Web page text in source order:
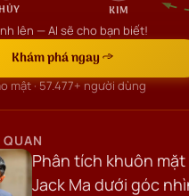
KIM
lên — AI sẽ cho bạn biết!
Khám phá ngay →
mật ·57.477+người dùng
Phân tích khuôn mặt
Jack Ma dưới góc